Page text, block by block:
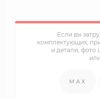
Если вы
комплектующих,
и детали, фото
MAX